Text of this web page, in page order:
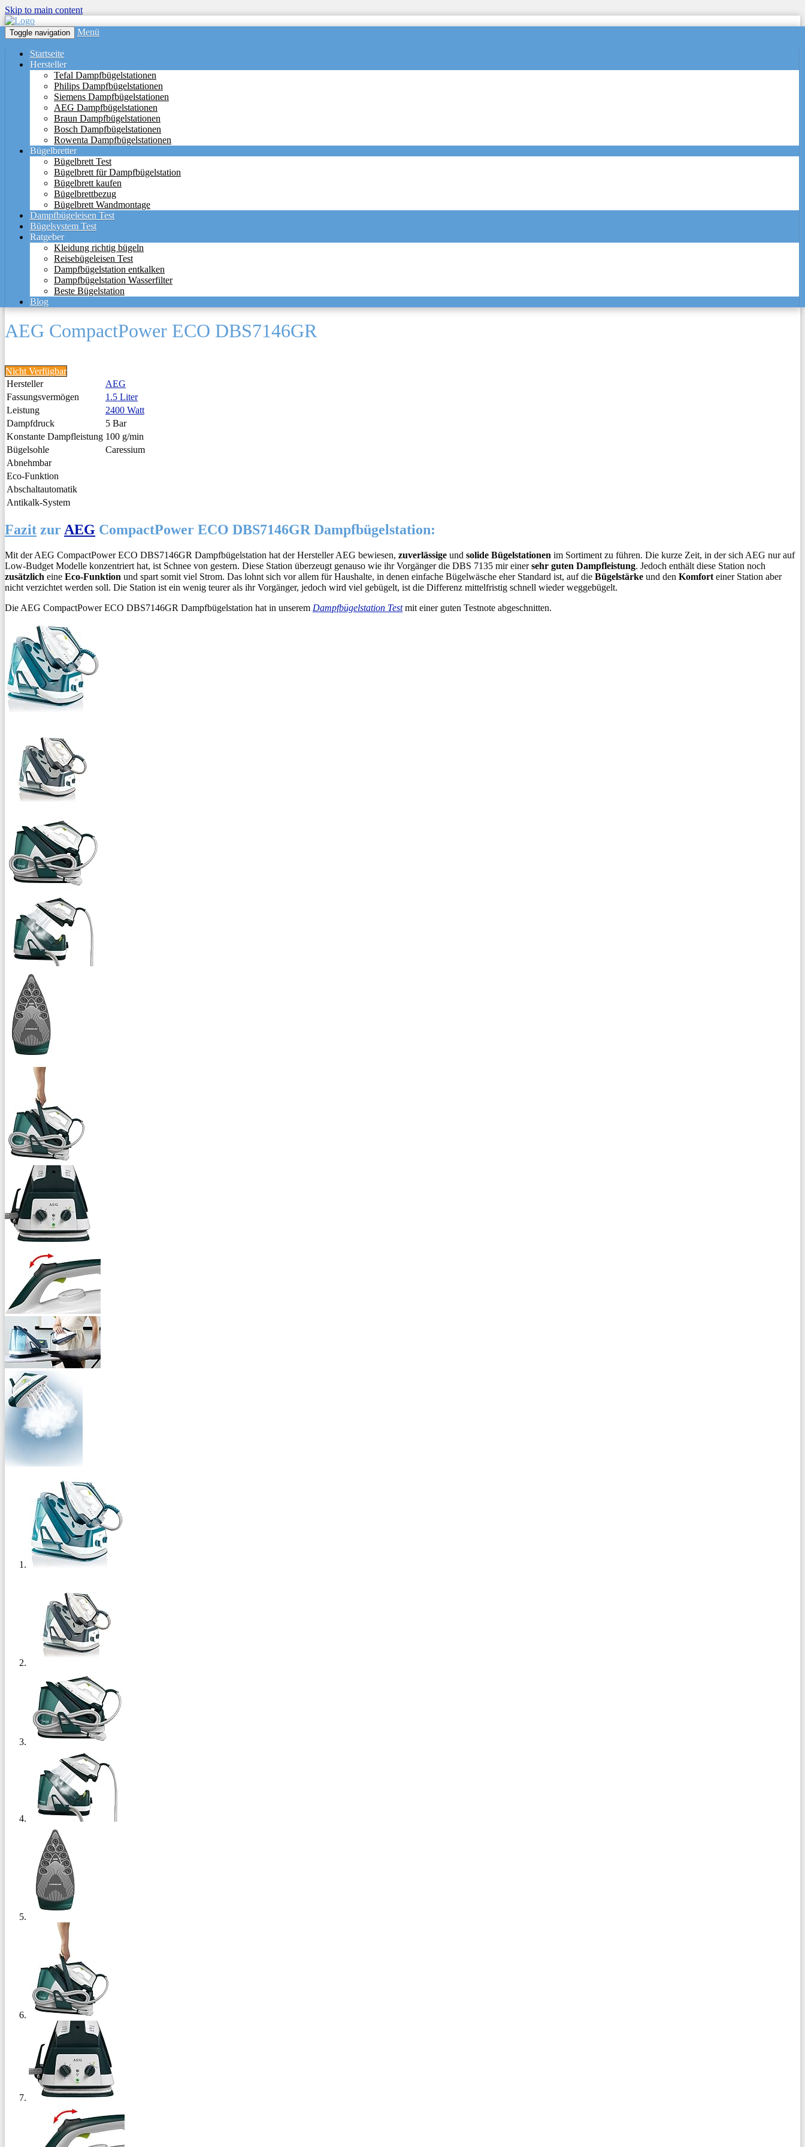
Skip to main content
Toggle navigation Menü
Startseite
Hersteller
Tefal Dampfbügelstationen
Philips Dampfbügelstationen
Siemens Dampfbügelstationen
AEG Dampfbügelstationen
Braun Dampfbügelstationen
Bosch Dampfbügelstationen
Rowenta Dampfbügelstationen
Bügelbretter
Bügelbrett Test
Bügelbrett für Dampfbügelstation
Bügelbrett kaufen
Bügelbrettbezug
Bügelbrett Wandmontage
Dampfbügeleisen Test
Bügelsystem Test
Ratgeber
Kleidung richtig bügeln
Reisebügeleisen Test
Dampfbügelstation entkalken
Dampfbügelstation Wasserfilter
Beste Bügelstation
Blog
AEG CompactPower ECO DBS7146GR
Nicht Verfügbar
Hersteller
AEG
Fassungsvermögen
1.5 Liter
Leistung
2400 Watt
Dampfdruck
5 Bar
Konstante Dampfleistung 100 g/min
Bügelsohle
Caressium
Abnehmbar
Eco-Funktion
Abschaltautomatik
Antikalk-System
Fazit zur AEG CompactPower ECO DBS7146GR Dampfbügelstation:
Mit der AEG CompactPower ECO DBS7146GR Dampfbügelstation hat der Hersteller AEG bewiesen, zuverlässige und solide Bügelstationen im Sortiment zu führen. Die kurze Zeit, in der sich AEG nur auf
Low-Budget Modelle konzentriert hat, ist Schnee von gestern. Diese Station überzeugt genauso wie ihr Vorgänger die DBS 7135 mir einersehr guten Dampfleistung. Jedoch enthält diese Station noch
zusätzlich eine Eco-Funktion und spart somit viel Strom. Das lohnt sich vor allem für Haushalte, in denen einfache Bügelwäsche eher Standard ist, auf die Bügelstärke und den Komfort einer Station aber
nicht verzichtet werden soll. Die Station ist ein wenig teurer als ihr Vorgänger, jedoch wird viel gebügelt, ist die Differenz mittelfristig schnell wieder weggebügelt.
Die AEG CompactPower ECO DBS7146GR Dampfbügelstation hat in unserem Dampfbügelstation Testmit einer guten Testnote abgeschnitten.